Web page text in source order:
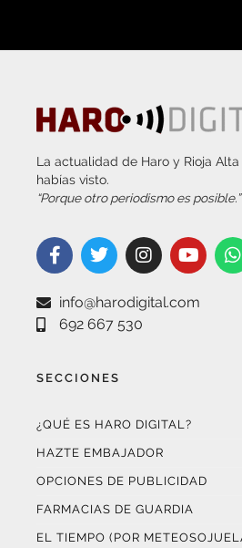
La actualidad de Haro y Rioja Alta
“Porque otro periodismo es posible.”
info@harodigital.com
692 667 530
HAZTE EMBAJADOR
OPCIONES DE PUBLICIDAD
FARMACIAS DE GUARDIA
EL TIEMPO (POR
SUSCRÍBETE AL BOLETÍN